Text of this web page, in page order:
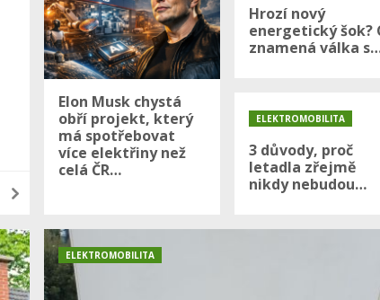
Elon Musk chystá
obří projekt, který
má spotřebovat
více elektřiny než
celá ČR…
Hrozí nový
energetický šok?
znamená válka
ELEKTROMOBILITA
3 důvody, proč
letadla zřejmě
nikdy nebudou…
ELEKTROMOBILITA